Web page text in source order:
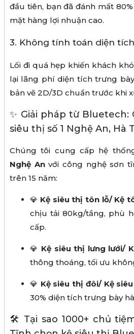
đầu tiên, bạn đã đánh mất
mặt hàng lợi nhuận cao.
3. Không tính toán diện
Lối đi quá hẹp khiến khách
lại lãng phí diện tích trưng
bản vẽ 2D/3D chuẩn trước khi
✨ Giải pháp từ Bluetech:
siêu thị số 1 Nghệ An, Hà
Chúng tôi cung cấp hệ
Nghệ Anvới công nghệ sơn
trên 15 năm:
💎 Kệ siêu thị tôn lỗ/ Kệ
chịu tải 80kg/tầng, phù
cấp.
💎 Kệ siêu thị lưng lưới/
thông thoáng, tối ưu
💎 Kệ siêu thị đôi/ Kệ
30% diện tích trưng bày
🛠️ Tại sao 1000+ chủ